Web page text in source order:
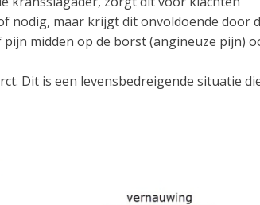
nodig, maar krijgt dit onvoldoende door
midden op de borst (angineuze pijn)
Dit is een levensbedreigende situatie